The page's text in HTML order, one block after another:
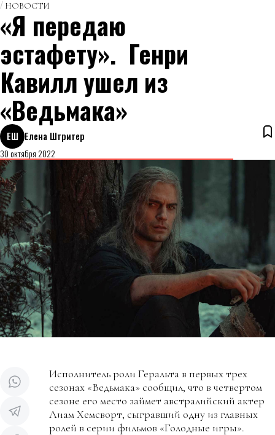
НОВОСТИ
«Я передаю
эстафету». Генри
Кавилл ушел из
«Ведьмака»
ЕШ Елена Штритер
30 октября 2022
Исполнитель роли Геральта в первых трех
сезонах «Ведьмака» сообщил, что в четвертом
сезоне его место займет австралийский актер
Лиам Хемсворт, сыгравший одну из главных
ролей в серии фильмов «Голодные игры».